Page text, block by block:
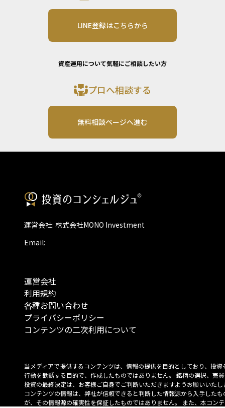
LINE登録はこちらから
資産運用について気軽にご相談したい方
プロへ相談する
無料相談ページへ進む
運営会社: 株式会社MONO Investment
Email:
運営会社
利用規約
各種お問い合わせ
プライバシーポリシー
コンテンツの二次利用について
当メディアで提供するコンテンツは、情報の提供を目的としており、投資
行動を勧誘する目的で、作成したものではありません。 銘柄の選択、売
投資の最終決定は、お客様ご自身でご判断いただきますようお願いいたし
コンテンツの情報は、弊社が信頼できると判断した情報源から入手したも
が、その情報源の確実性を保証したものではありません。 また、本コン